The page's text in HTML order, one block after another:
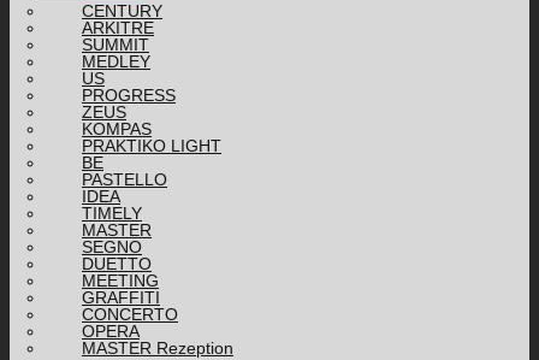
CENTURY
ARKITRE
SUMMIT
MEDLEY
US
PROGRESS
ZEUS
KOMPAS
PRAKTIKO LIGHT
BE
PASTELLO
IDEA
TIMELY
MASTER
SEGNO
DUETTO
MEETING
GRAFFITI
CONCERTO
OPERA
MASTER Rezeption